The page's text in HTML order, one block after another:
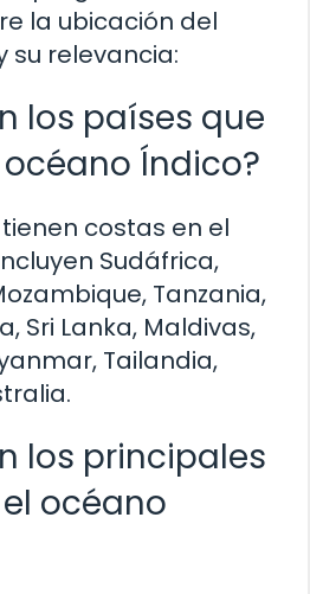
la ubicación del
su relevancia:
los países que
Índico?
costas en el
Sudáfrica,
Tanzania,
Sri Lanka, Maldivas,
Tailandia,
los principales
océano